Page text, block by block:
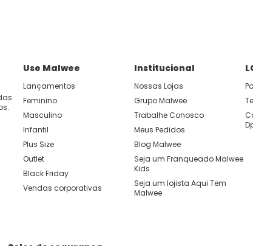
Use Malwee
Lançamentos
Feminino
Masculino
Infantil
Plus Size
Outlet
Black Friday
Vendas corporativas
Institucional
Nossas Lojas
Grupo Malwee
Trabalhe Conosco
Meus Pedidos
Blog Malwee
Seja um Franqueado Malwee
Kids
Seja um lojista Aqui Tem
Malwee